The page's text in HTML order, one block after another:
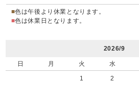
■色は午後より休業となります。
■色は休業日となります。
2026/9
日 月 火 水
1 2